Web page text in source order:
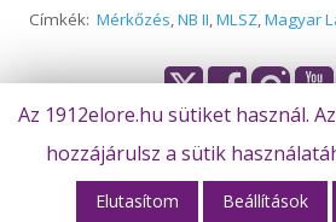
Címkék: Mérkőzés,NB II,MLSZ,Magyar
© Békéscsaba 1912 Előre Futball Zrt.
Webhost: M-Design
Az 1912elore.hu sütiket használ.
hozzájárulsz a sütik
Elutasítom Beállítások